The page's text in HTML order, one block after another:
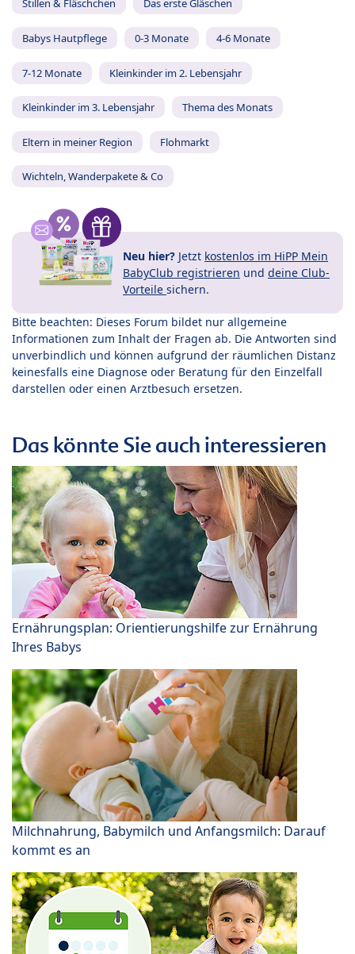
Stillen & Fläschchen Das erste Gläschen
Babys Hautpflege 0-3 Monate 4-6 Monate
7-12 Monate Kleinkinder im 2. Lebensjahr
Kleinkinder im 3. Lebensjahr Thema des Monats
Eltern in meiner Region Flohmarkt
Wichteln, Wanderpakete & Co
Neu hier? Jetzt kostenlos im HiPP Mein
BabyClub registrieren und deine Club-
Vorteile sichern.
Bitte beachten: Dieses Forum bildet nur allgemeine
Informationen zum Inhalt der Fragen ab. Die Antworten sind
unverbindlich und können aufgrund der räumlichen Distanz
keinesfalls eine Diagnose oder Beratung für den Einzelfall
darstellen oder einen Arztbesuch ersetzen.
Das könnte Sie auch interessieren
Ernährungsplan: Orientierungshilfe zur Ernährung
Ihres Babys
Milchnahrung, Babymilch und Anfangsmilch: Darauf
kommt es an